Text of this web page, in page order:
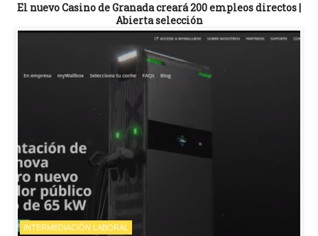
El nuevo Casino de Granada creará 200 empleos directos |
Abierta selección
INTERMEDIACIÓN LABORAL